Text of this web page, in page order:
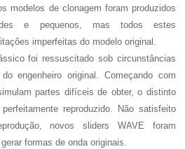
modelos de clonagem foram produzidos
e pequenos, mas todos estes
imperfeitas do modelo original.
foi ressuscitado sob circunstâncias
engenheiro original. Começando com
partes difíceis de obter, o distinto
reproduzido. Não satisfeito
novos sliders WAVE foram
formas de onda originais.